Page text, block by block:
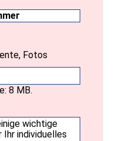
Fotos
8 MB.
(erforderlich)